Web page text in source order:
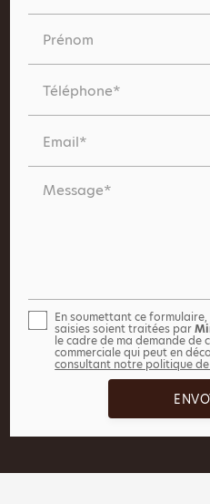
Prénom
Téléphone*
Email*
Message*
En soumettant ce
saisies soient traitées par
le cadre de ma demande
commerciale qui peut en
consultant notre politique